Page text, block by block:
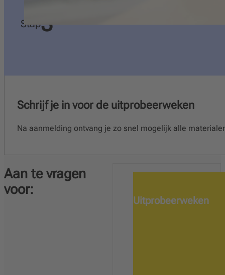
Stap3
Schrijf je in voor de uitprobeerweken
Na aanmelding ontvang je zo snel mogelijk alle
Aan te vragen
voor:
Uitprobeerweken